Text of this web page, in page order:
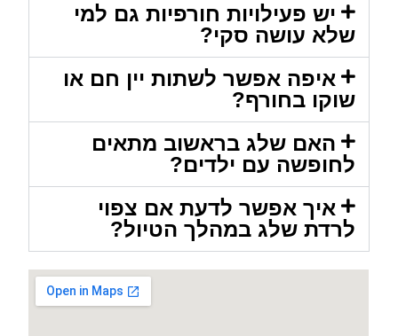
יש פעילויות חורפיות גם למי
שלא עושה סקי?
איפה אפשר לשתות יין חם או
שוקו בחורף?
האם שלג בראשוב מתאים
לחופשה עם ילדים?
איך אפשר לדעת אם צפוי
לרדת שלג במהלך הטיול?